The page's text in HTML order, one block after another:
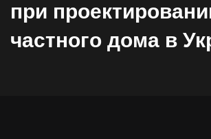
при
частного дома в